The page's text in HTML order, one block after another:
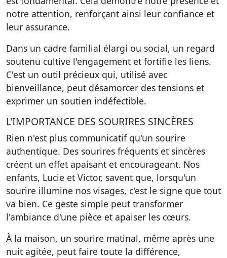
notre attention, renforçant ainsi leur confiance et
leur assurance.
Dans un cadre familial élargi ou social, un regard
soutenu cultive l'engagement et fortifie les liens.
C'est un outil précieux qui, utilisé avec
bienveillance, peut désamorcer des tensions et
exprimer un soutien indéfectible.
L'IMPORTANCE DES SOURIRES SINCÈRES
Rien n'est plus communicatif qu'un sourire
authentique. Des sourires fréquents et sincères
créent un effet apaisant et encourageant. Nos
enfants, Lucie et Victor, savent que, lorsqu'un
sourire illumine nos visages, c'est le signe que tout
va bien. Ce geste simple peut transformer
l'ambiance d'une pièce et apaiser les cœurs.
À la maison, un sourire matinal, même après une
nuit agitée, peut faire toute la différence,